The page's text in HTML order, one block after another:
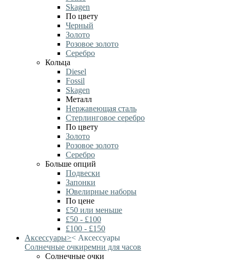
Skagen
По цвету
Черный
Золото
Розовое золото
Серебро
Кольца
Diesel
Fossil
Skagen
Металл
Нержавеющая сталь
Стерлинговое серебро
По цвету
Золото
Розовое золото
Серебро
Больше опций
Подвески
Запонки
Ювелирные наборы
По цене
£50 или меньше
£50 - £100
£100 - £150
Аксессуары>< Аксессуары
Солнечные очкиремни для часов
Солнечные очки